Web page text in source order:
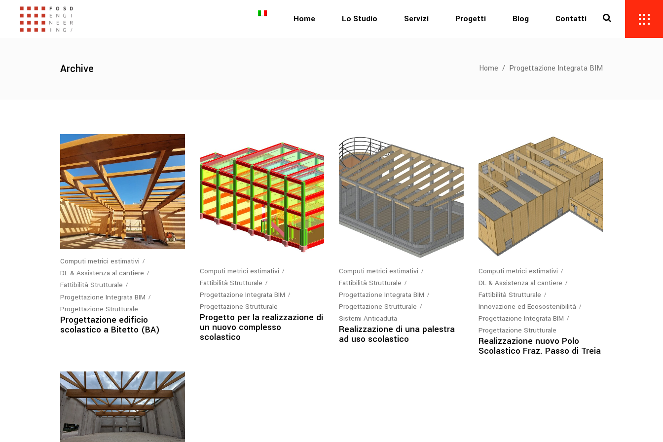
Home Lo Studio Servizi Progetti Blog Contatti
Archive Home / Progettazione Integrata BIM
Computi metrici estimativi
DL & Assistenza al cantiere
Fattibilità Strutturale
Progettazione Integrata BIM
Progettazione Strutturale
Progettazione edificio
scolastico a Bitetto (BA)
Computi metrici estimativi
Fattibilità Strutturale
Progettazione Integrata BIM
Progettazione Strutturale
Progetto per la realizzazione di
un nuovo complesso
scolastico
Computi metrici estimativi
Fattibilità Strutturale
Progettazione Integrata BIM
Progettazione Strutturale
Sistemi Anticaduta
Realizzazione di una palestra
ad uso scolastico
Computi metrici estimativi
DL & Assistenza al cantiere
Fattibilità Strutturale
Innovazione ed Ecosostenibilità
Progettazione Integrata BIM
Progettazione Strutturale
Realizzazione nuovo Polo
Scolastico Fraz. Passo di Treia